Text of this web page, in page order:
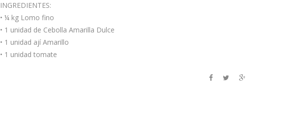
INGREDIENTES:
• ¼ kg Lomo fino
• 1 unidad de Cebolla Amarilla Dulce
• 1 unidad ají Amarillo
• 1 unidad tomate